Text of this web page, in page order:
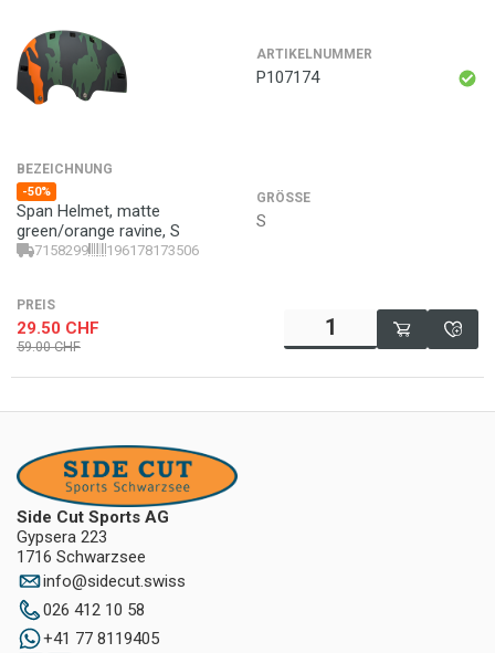
ARTIKELNUMMER
P107174
BEZEICHNUNG
-50%
Span Helmet, matte
green/orange ravine, S
7158299 196178173506
GRÖSSE
S
PREIS
29.50 CHF
59.00 CHF
Side Cut Sports AG
Gypsera 223
1716 Schwarzsee
info@sidecut.swiss
026 412 10 58
+41 77 8119405